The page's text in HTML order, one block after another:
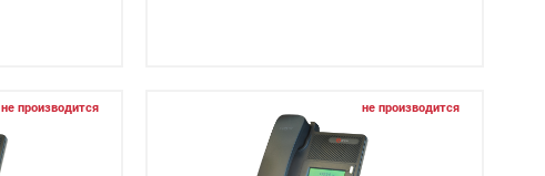
не производится не производится